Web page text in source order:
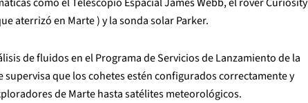
aterrizó en Marte ) y la sonda solar Parker.
de fluidos en el Programa de Servicios de Lanzamiento de la
supervisa que los cohetes estén configurados correctamente y
de Marte hasta satélites meteorológicos.